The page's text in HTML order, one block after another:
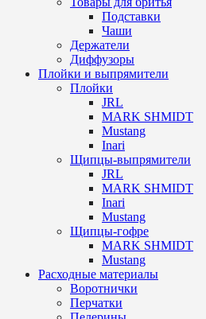
Подставки
Чаши
Держатели
Диффузоры
Плойки и выпрямители
Плойки
JRL
MARK SHMIDT
Mustang
Inari
Щипцы-выпрямители
JRL
MARK SHMIDT
Inari
Mustang
Щипцы-гофре
MARK SHMIDT
Mustang
Расходные материалы
Воротнички
Перчатки